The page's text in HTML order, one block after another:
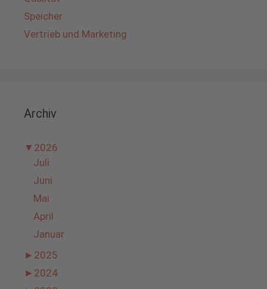
Speicher
Vertrieb und Marketing
Archiv
▼ 2026
Juli
Juni
Mai
April
Januar
► 2025
► 2024